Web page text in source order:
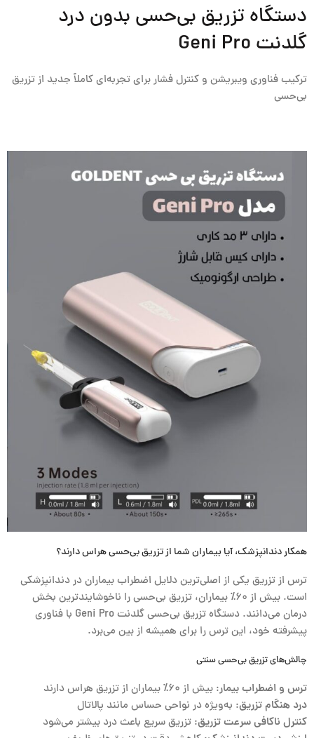
دستگاه تزریق بی‌حسی بدون درد
گلدنت Geni Pro
ترکیب فناوری ویبریشن و کنترل فشار برای تجربه‌ای کاملاً جدید از تزریق
بی‌حسی
همکار دندانپزشک، آیا بیماران شما از تزریق بی‌حسی هراس دارند؟
ترس از تزریق یکی از اصلی‌ترین دلایل اضطراب بیماران در دندانپزشکی
است. بیش از ۶۰٪ بیماران، تزریق بی‌حسی را ناخوشایندترین بخش
درمان می‌دانند. دستگاه تزریق بی‌حسیگلدنت Geni Pro
با فناوری
پیشرفته خود، این ترس را برای همیشه از بین می‌برد.
چالش‌های تزریق بی‌حسی سنتی
ترس و اضطراب بیمار: بیش از ۶۰٪ بیماران از تزریق هراس دارند
درد هنگام تزریق: به‌ویژه در نواحی حساس مانند پالاتال
کنترل ناکافی سرعت تزریق: تزریق سریع باعث درد بیشتر می‌شود